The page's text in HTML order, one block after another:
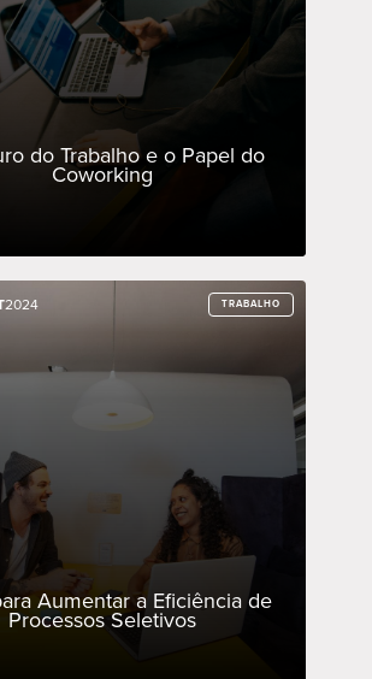
do Trabalho e o Papel do
Coworking
2024 TRABALHO
Aumentar a Eficiência de
Processos Seletivos
2024 TRABALHO